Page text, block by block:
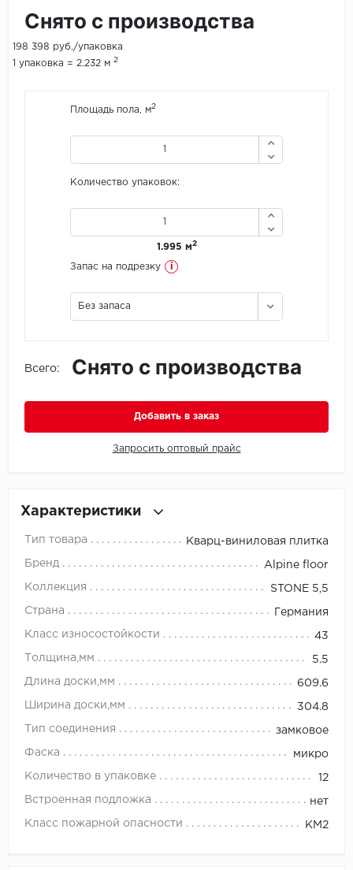
Forbo Allura Click
Jinan PDM
KDF
LG Decotile
Lucky Floor
No brand
Pergo
Quality Flooring
Smartprofile
Снято с производства
198 398 руб./упаковка
1 упаковка = 2.232 м 2
Площадь пола, м2
Количество упаковок:
1.995 м2
Запас на подрезку i
Без запаса
Всего: Снято с производства
Добавить в заказ
Запросить оптовый прайс
Характеристики
Тип товара Кварц-виниловая плитка
Бренд Alpine floor
Коллекция STONE 5,5
Страна Германия
Класс износостойкости 43
Толщина,мм 5.5
Длина доски,мм 609.6
Ширина доски,мм 304.8
Тип соединения замковое
Фаска микро
Количество в упаковке 12
Встроенная подложка нет
Класс пожарной опасности КМ2